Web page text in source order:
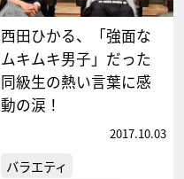
西田ひかる、「強面な
ムキムキ男子」だった
同級生の熱い言葉に感
動の涙！
2017.10.03
バラエティ